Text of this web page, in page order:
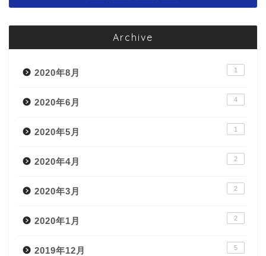
Archive
2020年8月 1
2020年6月 4
2020年5月 1
2020年4月 2
2020年3月 2
2020年1月 2
2019年12月 5